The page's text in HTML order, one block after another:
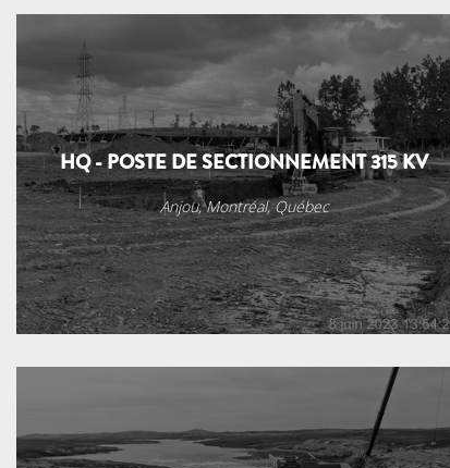
HQ - POSTE DE SECTIONNEMENT 315 KV
Anjou, Montréal, Québec